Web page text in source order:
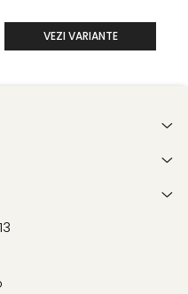
VEZI VARIANTE